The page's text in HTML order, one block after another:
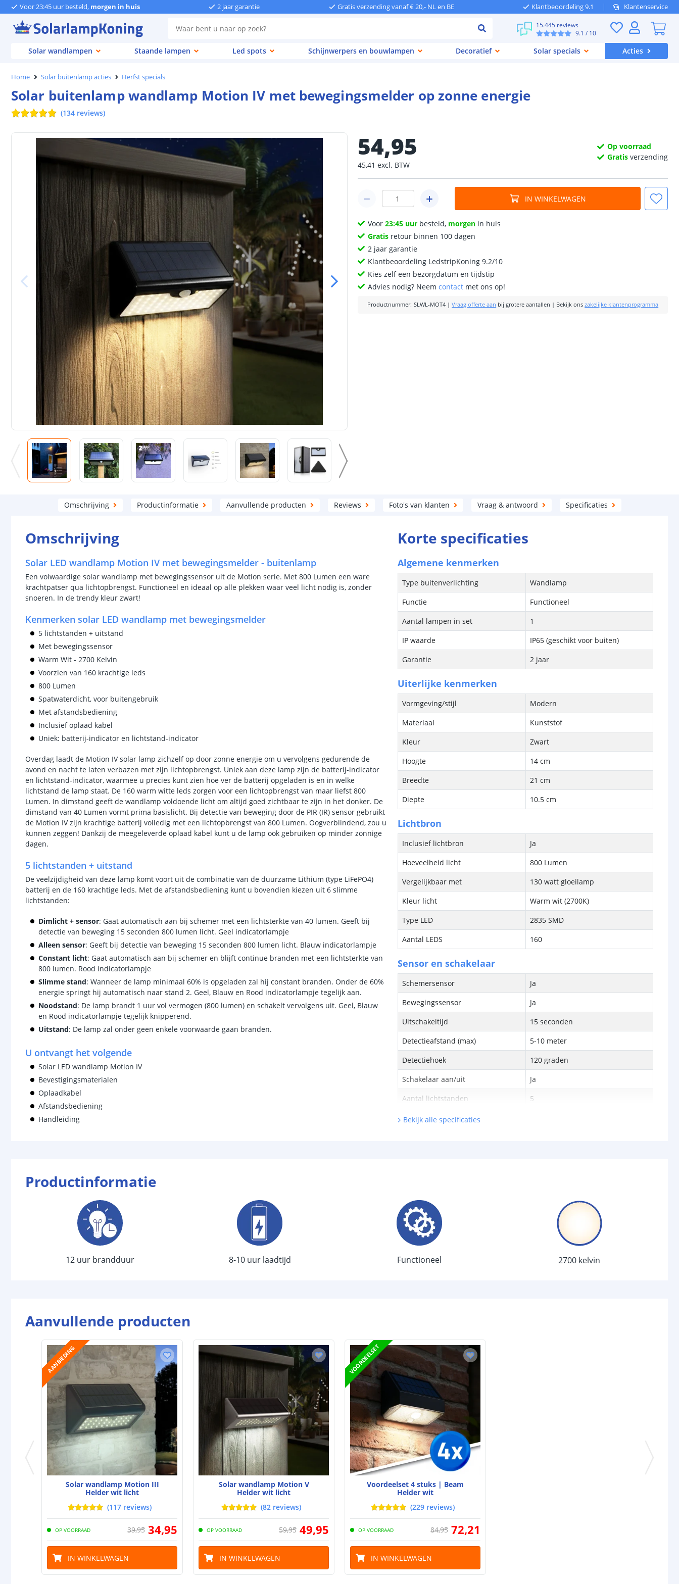
Voor 23:45 uur besteld, morgen in huis 2 jaar garantie Gratis verzending vanaf € 20,- NL en BE Klantbeoordeling 9.1 Klantenservice
15.445 reviews
9.1 / 10
Solar wandlampen Staande lampen Led spots Schijnwerpers en bouwlampen Decoratief Solar specials Acties
Home Solar buitenlamp acties Herfst specials
Solar buitenlamp wandlamp Motion IV met bewegingsmelder op zonne energie
(134 reviews)
54,95
45,41 excl. BTW
Op voorraad
Gratis verzending
IN WINKELWAGEN
Voor23:45 uur besteld, morgen in huis
Gratis retour binnen 100 dagen
2 jaar garantie
Klantbeoordeling LedstripKoning 9.2/10
Kies zelf een bezorgdatum en tijdstip
Advies nodig? Neemcontact met ons op!
Productnummer: SLWL-MOT4 |Vraag offerte aan bij grotere aantallen | Bekijk ons zakelijke klantenprogramma
Omschrijving Productinformatie Aanvullende producten Reviews Foto's van klanten Vraag & antwoord Specificaties
Omschrijving
Solar LED wandlamp Motion IV met bewegingsmelder - buitenlamp
Een volwaardige solar wandlamp met bewegingssensor uit de Motion serie. Met 800 Lumen een ware
krachtpatser qua lichtopbrengst. Functioneel en ideaal op alle plekken waar veel licht nodig is, zonder
snoeren. In de trendy kleur zwart!
Kenmerken solar LED wandlamp met bewegingsmelder
5 lichtstanden + uitstand
Met bewegingssensor
Warm Wit - 2700 Kelvin
Voorzien van 160 krachtige leds
800 Lumen
Spatwaterdicht, voor buitengebruik
Met afstandsbediening
Inclusief oplaad kabel
Uniek: batterij-indicator en lichtstand-indicator
Overdag laadt de Motion IV solar lamp zichzelf op door zonne energie om u vervolgens gedurende de
avond en nacht te laten verbazen met zijn lichtopbrengst. Uniek aan deze lamp zijn de batterij-indicator
en lichtstand-indicator, waarmee u precies kunt zien hoe ver de batterij opgeladen is en in welke
lichtstand de lamp staat. De 160 warm witte leds zorgen voor een lichtopbrengst van maar liefst 800
Lumen. In dimstand geeft de wandlamp voldoende licht om altijd goed zichtbaar te zijn in het donker. De
dimstand van 40 Lumen vormt prima basislicht. Bij detectie van beweging door de PIR (IR) sensor gebruikt
de Motion IV zijn krachtige batterij volledig met een lichtopbrengst van 800 Lumen. Oogverblindend, zou u
kunnen zeggen! Dankzij de meegeleverde oplaad kabel kunt u de lamp ook gebruiken op minder zonnige
dagen.
5 lichtstanden + uitstand
De veelzijdigheid van deze lamp komt voort uit de combinatie van de duurzame Lithium (type LiFePO4)
batterij en de 160 krachtige leds. Met de afstandsbediening kunt u bovendien kiezen uit 6 slimme
lichtstanden:
Dimlicht + sensor: Gaat automatisch aan bij schemer met een lichtsterkte van 40 lumen. Geeft bij
detectie van beweging 15 seconden 800 lumen licht. Geel indicatorlampje
Alleen sensor: Geeft bij detectie van beweging 15 seconden 800 lumen licht. Blauw indicatorlampje
Constant licht: Gaat automatisch aan bij schemer en blijft continue branden met een lichtsterkte van
800 lumen. Rood indicatorlampje
Slimme stand: Wanneer de lamp minimaal 60% is opgeladen zal hij constant branden. Onder de 60%
energie springt hij automatisch naar stand 2. Geel, Blauw en Rood indicatorlampje tegelijk aan.
Noodstand: De lamp brandt 1 uur vol vermogen (800 lumen) en schakelt vervolgens uit. Geel, Blauw
en Rood indicatorlampje tegelijk knipperend.
Uitstand: De lamp zal onder geen enkele voorwaarde gaan branden.
U ontvangt het volgende
Solar LED wandlamp Motion IV
Bevestigingsmaterialen
Oplaadkabel
Afstandsbediening
Handleiding
Korte specificaties
Algemene kenmerken
Type buitenverlichting
Wandlamp
Functie
Functioneel
Aantal lampen in set
1
IP waarde
IP65 (geschikt voor buiten)
Garantie
2 jaar
Uiterlijke kenmerken
Vormgeving/stijl
Modern
Materiaal
Kunststof
Kleur
Zwart
Hoogte
14 cm
Breedte
21 cm
Diepte
10.5 cm
Lichtbron
Inclusief lichtbron
Ja
Hoeveelheid licht
800 Lumen
Vergelijkbaar met
130 watt gloeilamp
Kleur licht
Warm wit (2700K)
Type LED
2835 SMD
Aantal LEDS
160
Sensor en schakelaar
Schemersensor
Ja
Bewegingssensor
Ja
Uitschakeltijd
15 seconden
Detectieafstand (max)
5-10 meter
Detectiehoek
120 graden
Schakelaar aan/uit
Ja
Aantal lichtstanden
5
Batterij
Laadtijd
8-10 uur (afhankelijk van zonlicht)
Brandduur
tot 12 uur (afhankelijk van laadtijd
en lichtstand)
Solar paneel
Bekijk alle specificaties
Productinformatie
12 uur brandduur 8-10 uur laadtijd Functioneel 2700 kelvin
Aanvullende producten
AANBIEDING
Solar wandlamp Motion III
Helder wit licht
(117 reviews)
OP VOORRAAD 39,95 34,95
IN WINKELWAGEN
Solar wandlamp Motion V
Helder wit licht
(82 reviews)
OP VOORRAAD 59,95 49,95
IN WINKELWAGEN
VOORDEELSET
Voordeelset 4 stuks | Beam
Helder wit
(229 reviews)
OP VOORRAAD 84,95 72,21
IN WINKELWAGEN